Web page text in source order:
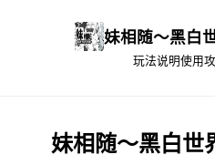
妹相随～黑白
玩法说明使用
妹相随～黑白世